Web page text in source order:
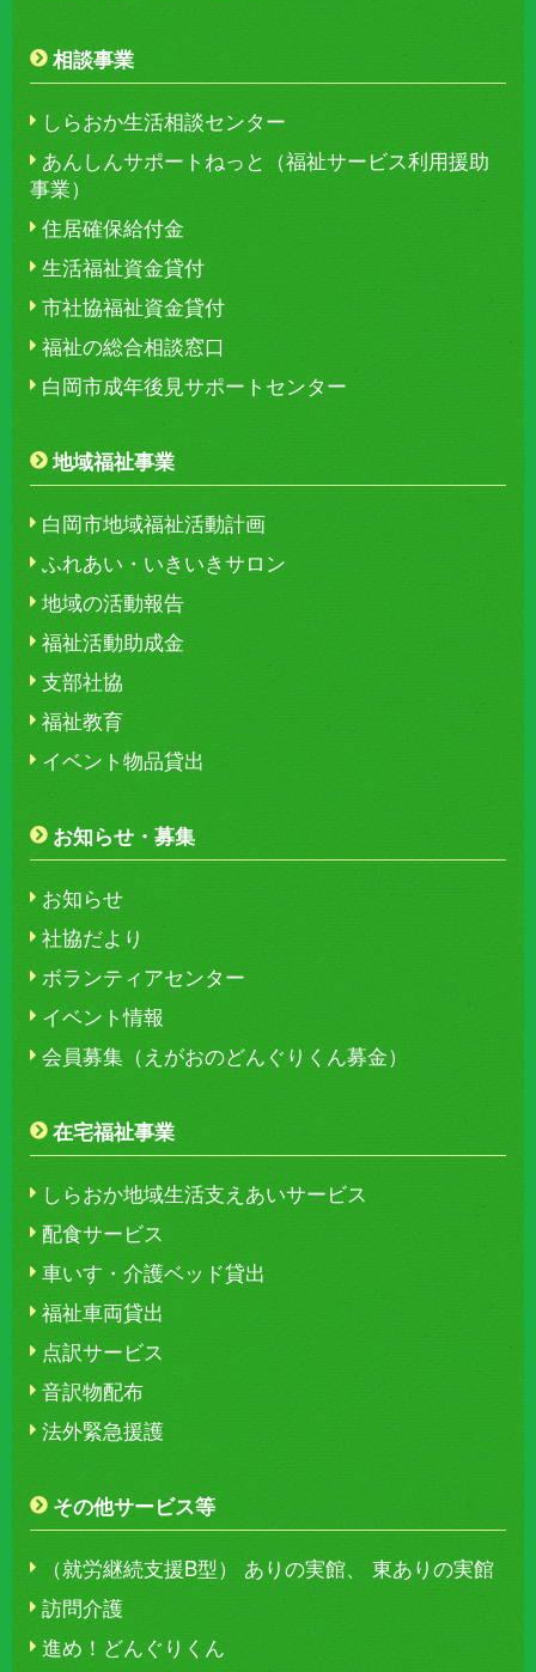
相談事業
しらおか生活相談センター
あんしんサポートねっと（福祉サービス利用援助
事業）
住居確保給付金
生活福祉資金貸付
市社協福祉資金貸付
福祉の総合相談窓口
白岡市成年後見サポートセンター
地域福祉事業
白岡市地域福祉活動計画
ふれあい・いきいきサロン
地域の活動報告
福祉活動助成金
支部社協
福祉教育
イベント物品貸出
お知らせ・募集
お知らせ
社協だより
ボランティアセンター
イベント情報
会員募集（えがおのどんぐりくん募金）
在宅福祉事業
しらおか地域生活支えあいサービス
配食サービス
車いす・介護ベッド貸出
福祉車両貸出
点訳サービス
音訳物配布
法外緊急援護
その他サービス等
（就労継続支援B型） ありの実館、 東ありの実館
訪問介護
進め！どんぐりくん